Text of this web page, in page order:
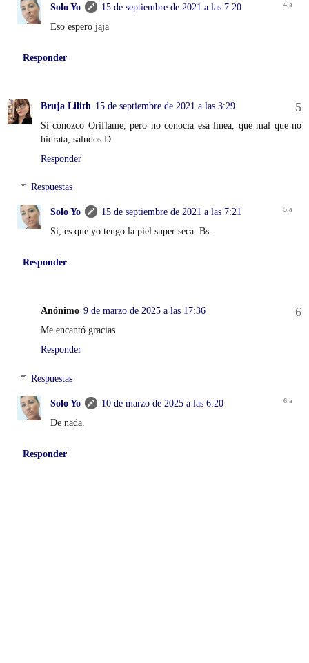
Solo Yo
15 de septiembre de 2021 a las 7:20
Eso espero jaja
Responder
Bruja Lilith 15 de septiembre de 2021 a las 3:29
Si conozco Oriflame, pero no conocía esa línea, que mal que no
hidrata, saludos:D
Responder
Respuestas
Solo Yo
15 de septiembre de 2021 a las 7:21
Si, es que yo tengo la piel super seca. Bs.
Responder
Anónimo 9 de marzo de 2025 a las 17:36
Me encantó gracias
Responder
Respuestas
Solo Yo
10 de marzo de 2025 a las 6:20
De nada.
Responder